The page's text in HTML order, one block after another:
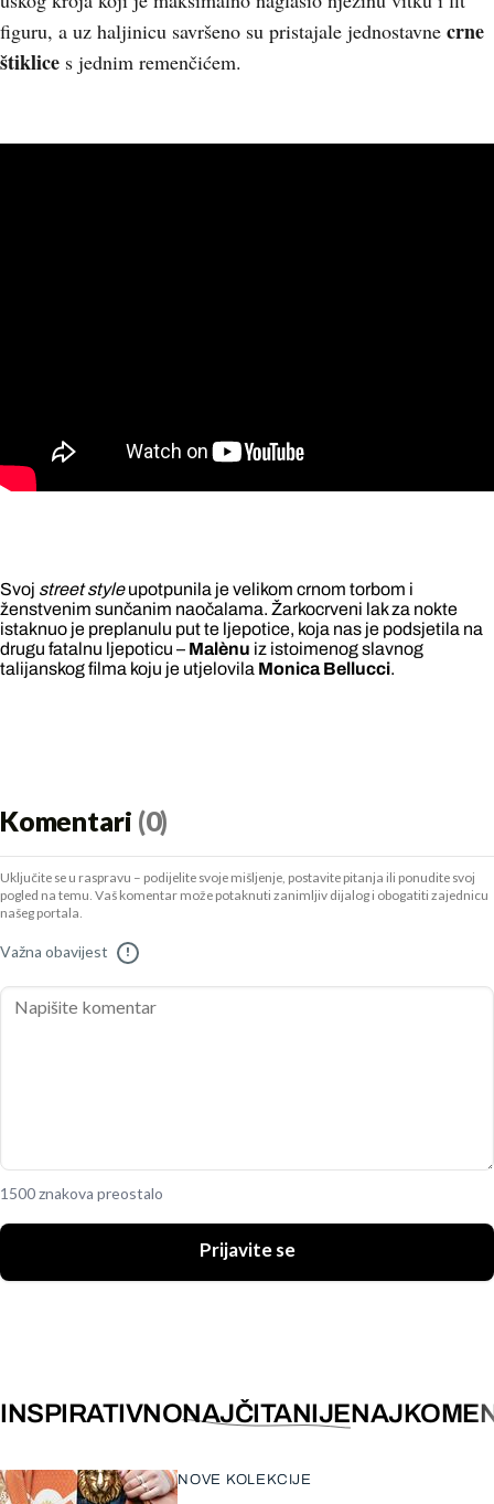
figuru, a uz haljinicu savršeno su pristajale jednostavne crne
štiklice s jednim remenčićem.
Svoj street styleupotpunila je velikom crnom torbom i
ženstvenim sunčanim naočalama. Žarkocrveni lak za nokte
istaknuo je preplanulu put te ljepotice, koja nas je podsjetila na
drugu fatalnu ljepoticu – Malènu iz istoimenog slavnog
talijanskog filma koju je utjelovila Monica Bellucci.
Komentari (0)
Uključite se u raspravu – podijelite svoje mišljenje, postavite pitanja ili ponudite svoj
pogled na temu. Vaš komentar može potaknuti zanimljiv dijalog i obogatiti zajednicu
našeg portala.
Važna obavijest !
1500 znakova preostalo
Prijavite se
INSPIRATIVNONAJČITANIJE
NOVE KOLEKCIJE